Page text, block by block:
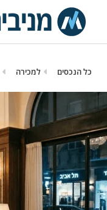
כל הנכסים למכירה